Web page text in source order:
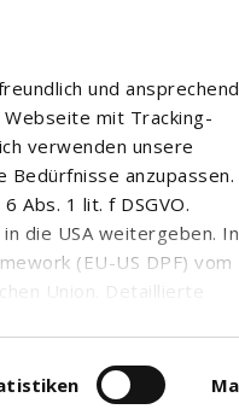
und
mit Tracking-
verwenden unsere
anzupassen.
Abs. 1 lit. f DSGVO.
die USA weitergeben.
(EU-US DPF) vom
Union. Detaillierte
. Dort können Sie Ihre